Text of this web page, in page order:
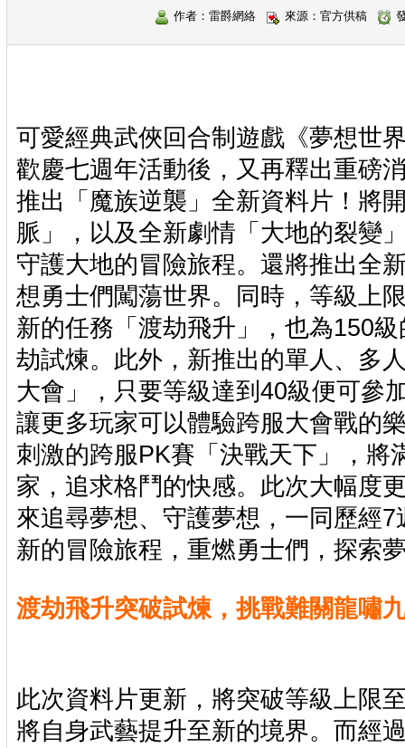
作者：雷爵網絡 來源：官方供稿
可愛經典武俠回合制遊戲《夢想世
歡慶七週年活動後，又再釋出重磅
推出「魔族逆襲」全新資料片！將
脈」，以及全新劇情「大地的裂變
守護大地的冒險旅程。還將推出全
想勇士們闖蕩世界。同時，等級上
新的任務「渡劫飛升」，也為150
劫試煉。此外，新推出的單人、多
大會」，只要等級達到40級便可參
讓更多玩家可以體驗跨服大會戰的
刺激的跨服PK賽「決戰天下」，將
家，追求格鬥的快感。此次大幅度
來追尋夢想、守護夢想，一同歷經
新的冒險旅程，重燃勇士們，探索
渡劫飛升突破試煉，挑戰難關龍嘯
此次資料片更新，將突破等級上限
將自身武藝提升至新的境界。而經